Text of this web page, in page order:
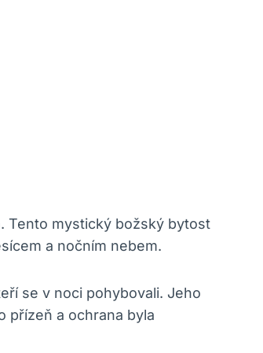
Tento mystický božský bytost
a nočním nebem.
se v noci pohybovali. Jeho
přízeň a ochrana byla